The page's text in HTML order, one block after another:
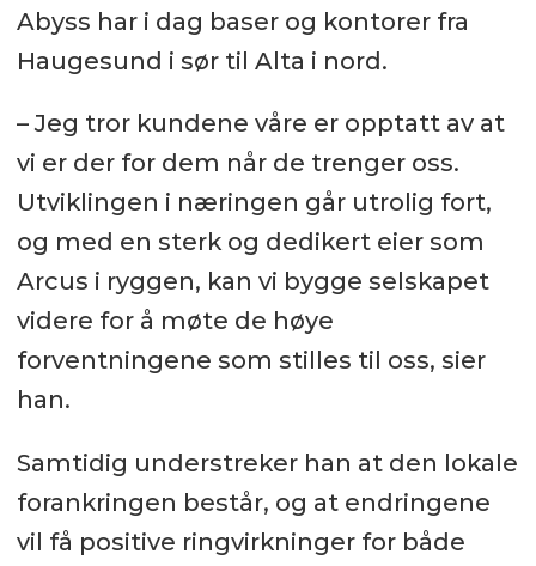
Abyss har i dag baser og kontorer fra
Haugesund i sør til Alta i nord.
– Jeg tror kundene våre er opptatt av at
vi er der for dem når de trenger oss.
Utviklingen i næringen går utrolig fort,
og med en sterk og dedikert eier som
Arcus i ryggen, kan vi bygge selskapet
videre for å møte de høye
forventningene som stilles til oss, sier
han.
Samtidig understreker han at den lokale
forankringen består, og at endringene
vil få positive ringvirkninger for både